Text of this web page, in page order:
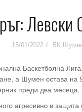
Левски
15/01/2022 БК
Баскетболна
а Шумен остава
преди два месеца,
агресивно в